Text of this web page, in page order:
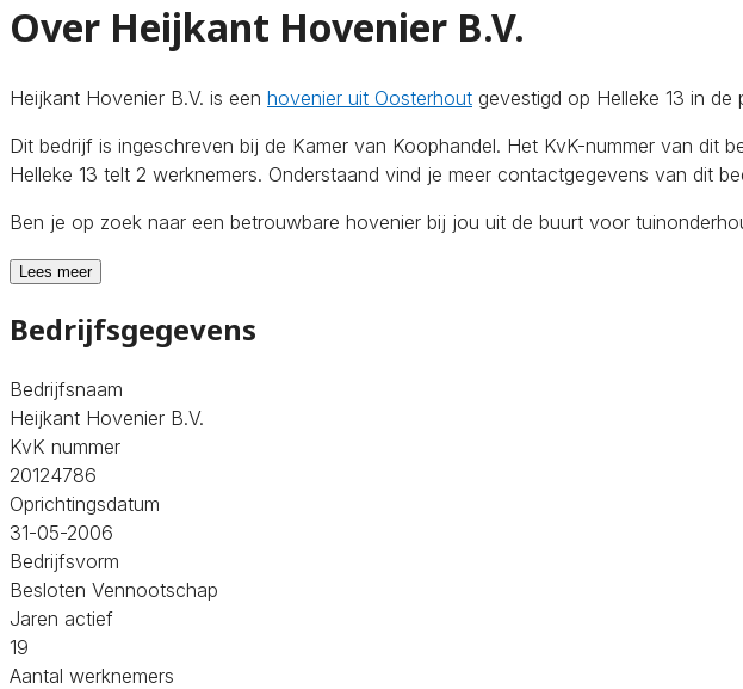
Over Heijkant Hovenier B.V.
Heijkant Hovenier B.V. is een hovenier uit Oosterhout gevestigd op Helleke 13 in de
Dit bedrijf is ingeschreven bij de Kamer van Koophandel. Het KvK-nummer van dit
Helleke 13 telt 2 werknemers. Onderstaand vind je meer contactgegevens van dit
Ben je op zoek naar een betrouwbare hovenier bij jou uit de buurt voor
Lees meer
Bedrijfsgegevens
Bedrijfsnaam
Heijkant Hovenier B.V.
KvK nummer
20124786
Oprichtingsdatum
31-05-2006
Bedrijfsvorm
Besloten Vennootschap
Jaren actief
19
Aantal werknemers